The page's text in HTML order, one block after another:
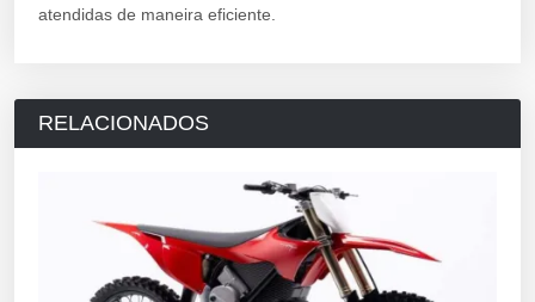
atendidas de maneira eficiente.
RELACIONADOS